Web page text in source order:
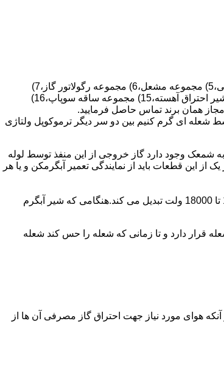
قطعات ساختمان آب گرم کن های دیواری شمعک دار عبارتند از : 1) کلاهک تعدیل،2) کلاهک تعدیل جریان دودکش،3) صفحه پشتی آبگرمکن،4) مبدل گرمایی،5) مجموعه مشعل،6) مجموعه رگولاتور گاز،7)
مجموعه رگولاتور آب،8) رویه آبگرمکن،9) صفحه پشتی آبگرمکن،10) رگولاتور آب در آبگرمکن های شمعک دار،11) بدنه،12) قاب برنجی،13) شیپوره،14) شیر احتراق آهسته،15) مجموعه ساقه سوپاپ،16)
شعله ای گرم کنیم بین دو سر دیگر ترموکوپل ولتاژی
شمعک وجود دارد گاز خروجی از این منفذ توسط لوله
این قطعات باید از نمایندگی تعمیر آبگرمکن و یا هر
برد کنترل آبگرمکن:نیروی محرکه این برد از یک آدابتور یا دو عدد باتری 1/5 ولت تامین می شود.برای ایجاد جرقه یک تراس افزاینده این 3 ولت را به 14000 تا 18000 ولت تبدیل می کند.هنگامی که شیر آبگرم
قرار دارد و تا زمانی که شعله را حس کند شعله
که مسحت آن ها کمتر از 60 متر مربع باشد ممنوع است،مگر آنکه هوای مورد نیاز جهت احتراق گاز مصرفی آن ها از